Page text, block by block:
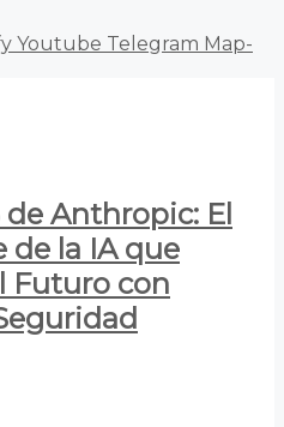
Youtube Telegram Map-
Anthropic: El
de la IA que
Futuro con